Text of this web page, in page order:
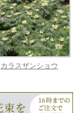
カラスザンショウ